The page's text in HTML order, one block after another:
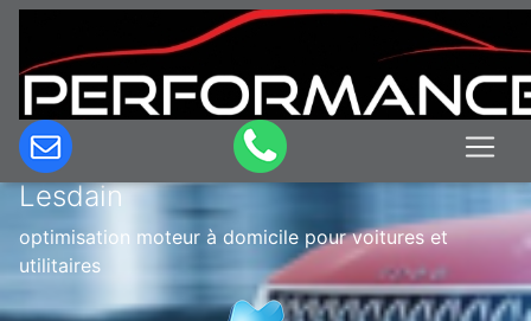
Optimisation & Reprogrammation
moteur à domicile en Belgique à
Lesdain
optimisation moteur à domicile pour voitures et
utilitaires